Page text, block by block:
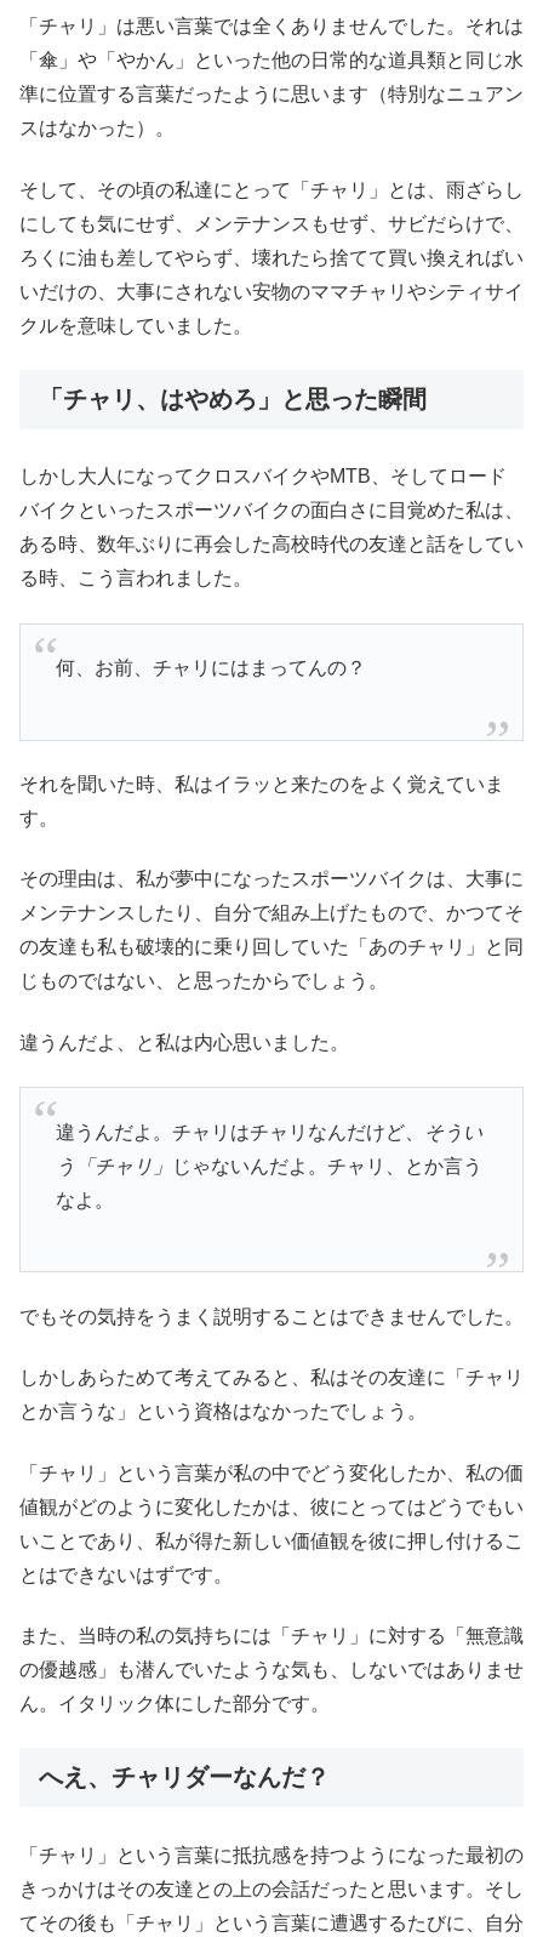
「チャリ」は悪い言葉では全くありませんでした。それは
「傘」や「やかん」といった他の日常的な道具類と同じ水
準に位置する言葉だったように思います（特別なニュアン
スはなかった）。
そして、その頃の私達にとって「チャリ」とは、雨ざらし
にしても気にせず、メンテナンスもせず、サビだらけで、
ろくに油も差してやらず、壊れたら捨てて買い換えればい
いだけの、大事にされない安物のママチャリやシティサイ
クルを意味していました。
「チャリ、はやめろ」と思った瞬間
しかし大人になってクロスバイクやMTB、そしてロード
バイクといったスポーツバイクの面白さに目覚めた私は、
ある時、数年ぶりに再会した高校時代の友達と話をしてい
る時、こう言われました。
何、お前、チャリにはまってんの？
それを聞いた時、私はイラッと来たのをよく覚えていま
す。
その理由は、私が夢中になったスポーツバイクは、大事に
メンテナンスしたり、自分で組み上げたもので、かつてそ
の友達も私も破壊的に乗り回していた「あのチャリ」と同
じものではない、と思ったからでしょう。
違うんだよ、と私は内心思いました。
違うんだよ。チャリはチャリなんだけど、
そうい
う「チャリ」
じゃないんだよ。チャリ、とか言う
なよ。
でもその気持をうまく説明することはできませんでした。
しかしあらためて考えてみると、私はその友達に「チャリ
とか言うな」という資格はなかったでしょう。
「チャリ」という言葉が私の中でどう変化したか、私の価
値観がどのように変化したかは、彼にとってはどうでもい
いことであり、私が得た新しい価値観を彼に押し付けるこ
とはできないはずです。
また、当時の私の気持ちには「チャリ」に対する「無意識
の優越感」も潜んでいたような気も、しないではありませ
ん。イタリック体にした部分です。
へえ、チャリダーなんだ？
「チャリ」という言葉に抵抗感を持つようになった最初の
きっかけはその友達との上の会話だったと思います。そし
てその後も「チャリ」という言葉に遭遇するたびに、自分